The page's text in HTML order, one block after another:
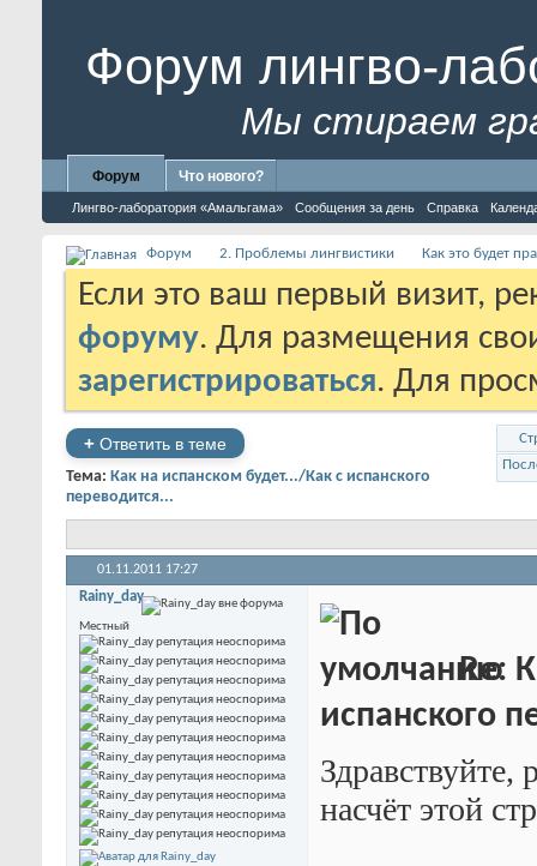
Форум лингво-
Мы стираем
Форум
Лингво-лаборатория «Амальгама» Сообщения за день Справка
Что нового?
Форум 2. Проблемы лингвистики Как это будет
Если это ваш первый визит,
форуму. Для размещения
зарегистрироваться. Для
+ Ответить в теме
Тема: Как на испанском будет.../Как с испанского
переводится...
01.11.2011 17:27
Rainy_day
Местный
Re:
испанского
Здравствуйте,
насчёт этой